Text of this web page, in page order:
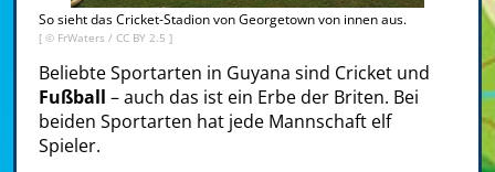
So sieht das Cricket-Stadion von Georgetown von innen aus.
[ © FrWaters / CC BY 2.5 ]
Beliebte Sportarten in Guyana sind Cricket und
Fußball – auch das ist ein Erbe der Briten. Bei
beiden Sportarten hat jede Mannschaft elf
Spieler.